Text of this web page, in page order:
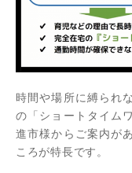
時間や場所に縛られ
の「ショートタイム
進市様からご案内が
ころが特長です。